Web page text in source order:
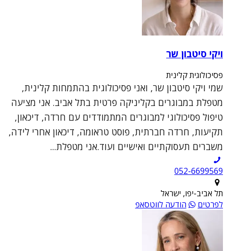
ויקי סיטבון שר
פסיכולוגית קלינית
שמי ויקי סיטבון שר, ואני פסיכולוגית בהתמחות קלינית,
מטפלת במבוגרים בקליניקה פרטית בתל אביב. אני מציעה
טיפול פסיכולוגי למבוגרים המתמודדים עם חרדה, דיכאון,
תקיעות, חרדה חברתית, פוסט טראומה, דיכאון אחרי לידה,
משברים תעסוקתיים ואישיים ועוד.אני מטפלת...
052-6699569
תל אביב-יפו, ישראל
לפרטים
הודעה לווטסאפ